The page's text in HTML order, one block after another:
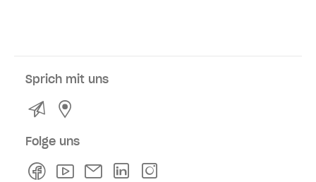
Sprich mit uns
Kontakt
Folge uns
FacebookYoutubeNewsletterLinkedln